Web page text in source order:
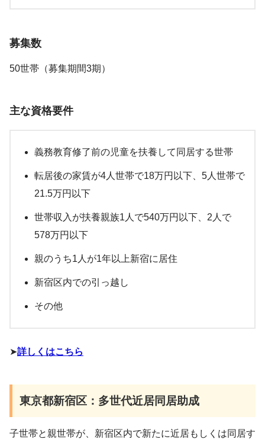
募集数
50世帯（募集期間3期）
主な資格要件
義務教育修了前の児童を扶養して同居する世帯
転居後の家賃が4人世帯で18万円以下、5人世帯で
21.5万円以下
世帯収入が扶養親族1人で540万円以下、2人で
578万円以下
親のうち1人が1年以上新宿に居住
新宿区内での引っ越し
その他
➤詳しくはこちら
東京都新宿区：多世代近居同居助成
子世帯と親世帯が、新宿区内で新たに近居もしくは同居す